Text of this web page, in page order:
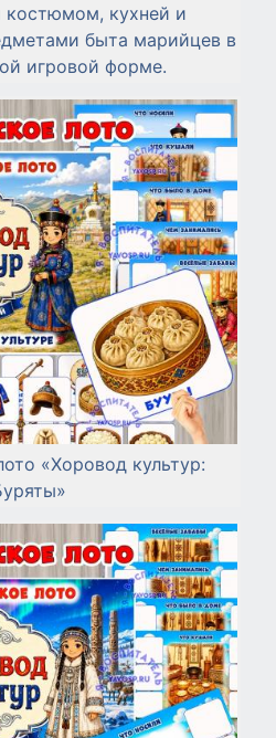
костюмом, кухней и
быта марийцев в
игровой форме.
«Хоровод культур: